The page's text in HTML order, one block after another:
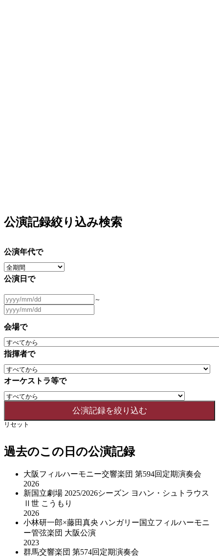
公演記録絞り込み検索
公演年代で
公演日で
～
会場で
指揮者で
オーケストラ等で
リセット
過去のこの日の公演記録
大阪フィルハーモニー交響楽団 第594回定期演奏会
2026
新国立劇場 2025/2026シーズン ヨハン・シュトラウス
Ⅱ世 こうもり
2026
小林研一郎×藤田真央 ハンガリー国立フィルハーモニ
ー管弦楽団 大阪公演
2023
群馬交響楽団 第574回定期演奏会